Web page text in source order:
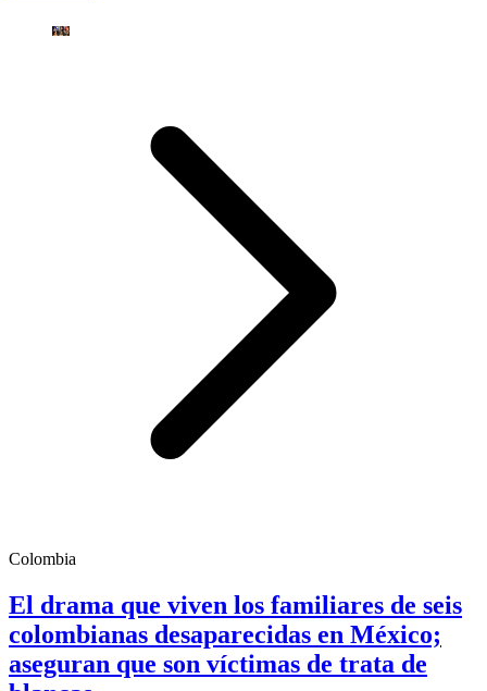
Colombia
El drama que viven los familiares de seis
colombianas desaparecidas en México;
aseguran que son víctimas de trata de